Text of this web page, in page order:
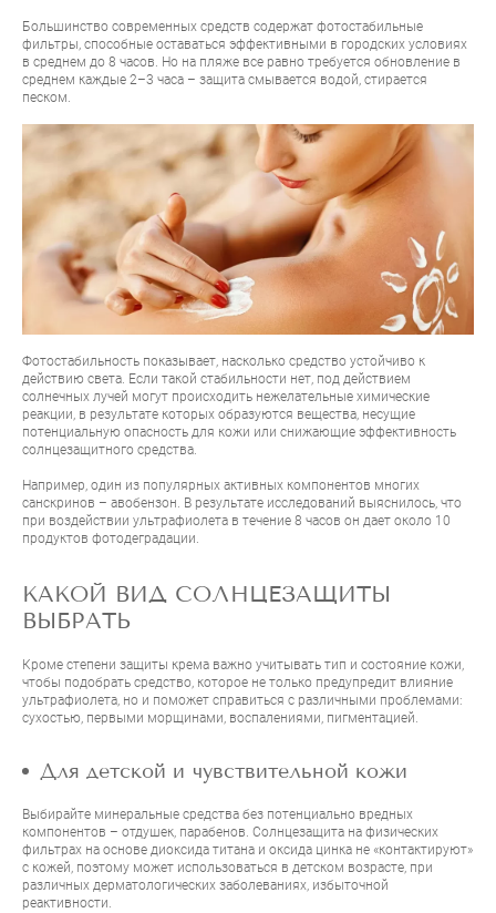
Большинство современных средств содержат фотостабильные
фильтры, способные оставаться эффективными в городских условиях
в среднем до 8 часов. Но на пляже все равно требуется обновление в
среднем каждые 2–3 часа – защита смывается водой, стирается
песком.
Фотостабильность показывает, насколько средство устойчиво к
действию света. Если такой стабильности нет, под действием
солнечных лучей могут происходить нежелательные химические
реакции, в результате которых образуются вещества, несущие
потенциальную опасность для кожи или снижающие эффективность
солнцезащитного средства.
Например, один из популярных активных компонентов многих
санскринов – авобензон. В результате исследований выяснилось, что
при воздействии ультрафиолета в течение 8 часов он дает около 10
продуктов фотодеградации.
КАКОЙ ВИД СОЛНЦЕЗАЩИТЫ
ВЫБРАТЬ
Кроме степени защиты крема важно учитывать тип и состояние кожи,
чтобы подобрать средство, которое не только предупредит влияние
ультрафиолета, но и поможет справиться с различными проблемами:
сухостью, первыми морщинами, воспалениями, пигментацией.
Для детской и чувствительной кожи
Выбирайте минеральные средства без потенциально вредных
компонентов – отдушек, парабенов. Солнцезащита на физических
фильтрах на основе диоксида титана и оксида цинка не «контактируют»
с кожей, поэтому может использоваться в детском возрасте, при
различных дерматологических заболеваниях, избыточной
реактивности.